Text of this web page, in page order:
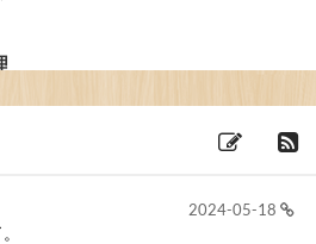
2024-05-18